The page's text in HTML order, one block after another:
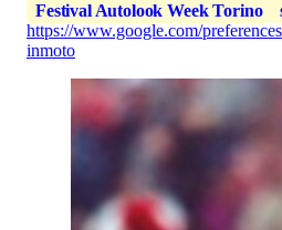
Festival Autolook Week Torino
https://www.google.com/
inmoto